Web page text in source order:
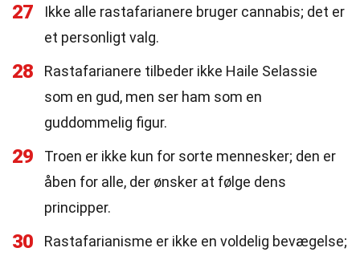
27
Ikke alle rastafarianere bruger cannabis; det er
et personligt valg.
28
Rastafarianere tilbeder ikke Haile Selassie
som en gud, men ser ham som en
guddommelig figur.
29
Troen er ikke kun for sorte mennesker; den er
åben for alle, der ønsker at følge dens
principper.
30
Rastafarianisme er ikke en voldelig bevægelse;